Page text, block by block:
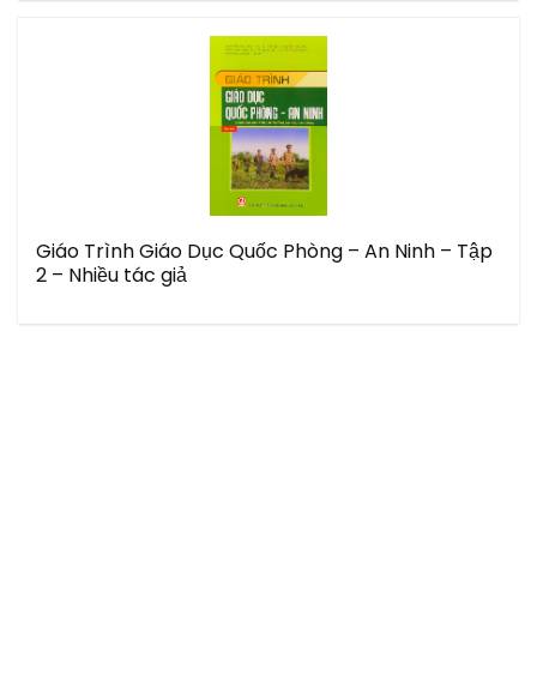
Giáo Trình Giáo Dục Quốc Phòng – An Ninh – Tập
2 – Nhiều tác giả